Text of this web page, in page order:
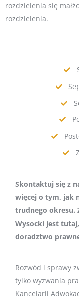
rozdzielenia się
rozdzielenia.
Skontaktuj się z
więcej o tym, jak
trudnego okresu.
Wysocki jest
doradztwo
Rozwód i sprawy
tylko wyzwania
Kancelarii